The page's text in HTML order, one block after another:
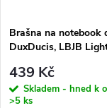
Brašna na notebook
DuxDucis, LBJB
439 Kč
Skladem - hned k
>5 ks